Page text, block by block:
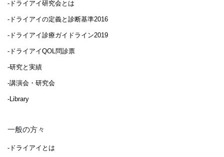
-ドライアイ研究会とは
-ドライアイの定義と診断基準2016
-ドライアイ診療ガイドライン2019
-ドライアイQOL問診票
-研究と実績
-講演会・研究会
-Library
一般の方々
-ドライアイとは